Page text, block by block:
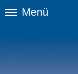
Menü